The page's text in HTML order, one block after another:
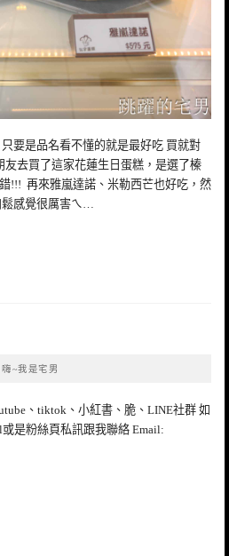
要是品名看不懂的就是最好吃 買就對
友去買了這家花蓮生日蛋糕，是選了榛
!!! 再來雅嵐達諾、米勒西芒也好吃，然
感覺很厲害ㄟ…
嗨~我是宅男
、tiktok、小紅書、脆、LINE社群 如
是粉絲頁私訊跟我聯絡 Email: